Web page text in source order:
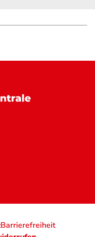
Barrierefreiheit